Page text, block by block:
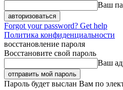
Ваш
Forgot your password? Get help
Политика конфиденциальности
восстановление пароля
Восстановите свой пароль
Ваш
Пароль будет выслан Вам по